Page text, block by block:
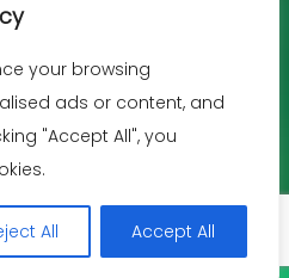
your browsing
ads or content, and
"Accept All", you
All Accept All
Privacy policy Disclaimer